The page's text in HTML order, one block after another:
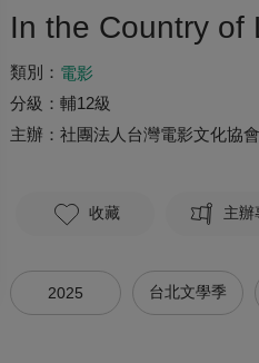
In the Country of
類別： 電影
分級： 輔12級
主辦： 社團法人台灣電影文化協會
收藏 主辦
2025 台北文學季